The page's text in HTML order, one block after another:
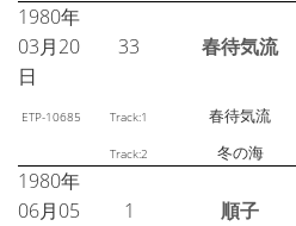
1980年
03月20
日
33 春待気流
ETP-10685 Track:1 春待気流
Track:2 冬の海
1980年
06月05
1 順子